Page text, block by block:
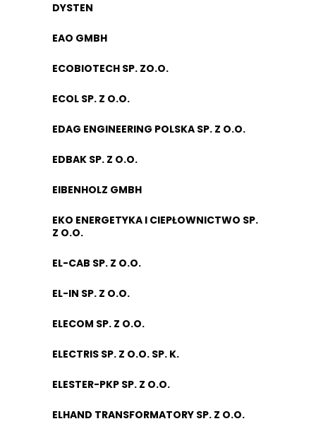
DYSTEN
EAO GMBH
ECOBIOTECH SP. ZO.O.
ECOL SP. Z O.O.
EDAG ENGINEERING POLSKA SP. Z O.O.
EDBAK SP. Z O.O.
EIBENHOLZ GMBH
EKO ENERGETYKA I CIEPŁOWNICTWO SP.
Z O.O.
EL-CAB SP. Z O.O.
EL-IN SP. Z O.O.
ELECOM SP. Z O.O.
ELECTRIS SP. Z O.O. SP. K.
ELESTER-PKP SP. Z O.O.
ELHAND TRANSFORMATORY SP. Z O.O.